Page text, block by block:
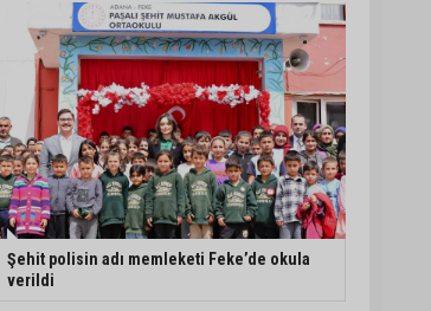
Şehit polisin adı memleketi Feke’de okula
verildi